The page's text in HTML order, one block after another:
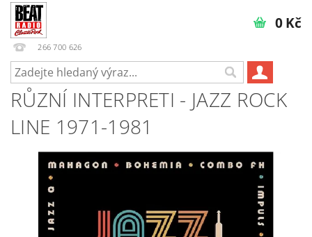
266 700 626
0 Kč
RŮZNÍ INTERPRETI - JAZZ ROCK
LINE 1971-1981